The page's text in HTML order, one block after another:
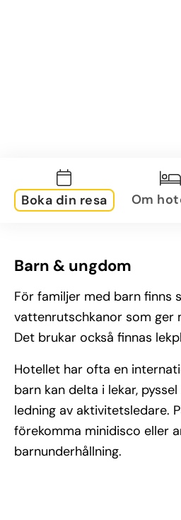
Boka din resa Om
Barn & ungdom
För familjer med barn finns
vattenrutschkanor som ger
Det brukar också finnas
Hotellet har ofta en
barn kan delta i lekar,
ledning av aktivitetsledare.
förekomma minidisco eller
barnunderhållning.